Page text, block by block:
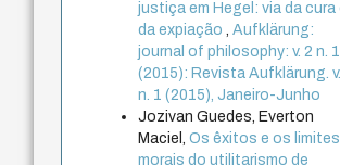
justiça em Hegel: via da cura
da expiação,Aufklärung:
journal of philosophy: v. 2 n. 1
(2015): Revista Aufklärung.
n. 1 (2015), Janeiro-Junho
Jozivan Guedes, Everton
Maciel,Os êxitos e os limites
morais do utilitarismo de